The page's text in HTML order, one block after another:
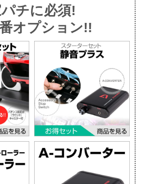
チに必須!
オプション!!